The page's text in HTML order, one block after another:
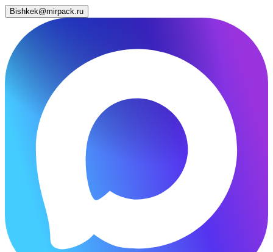
Bishkek@mirpack.ru